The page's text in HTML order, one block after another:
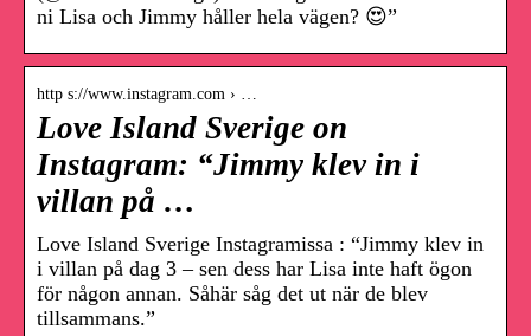
ni Lisa och Jimmy håller hela vägen? 😍”
http s://www.instagram.com › …
Love Island Sverige on
Instagram: “Jimmy klev in i
villan på …
Love Island Sverige Instagramissa : “Jimmy klev in
i villan på dag 3 – sen dess har Lisa inte haft ögon
för någon annan. Såhär såg det ut när de blev
tillsammans.”